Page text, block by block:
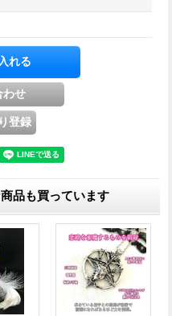
品も買っています